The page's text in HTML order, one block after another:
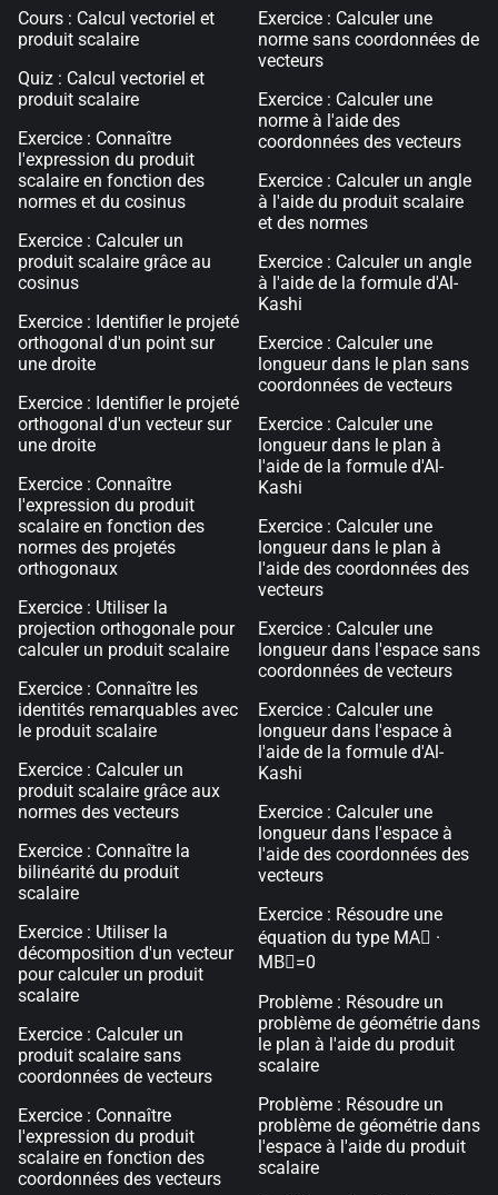
Cours : Calcul vectoriel et
produit scalaire
Quiz : Calcul vectoriel et
produit scalaire
Exercice : Connaître
l'expression du produit
scalaire en fonction des
normes et du cosinus
Exercice : Calculer un
produit scalaire grâce au
cosinus
Exercice : Identifier le projeté
orthogonal d'un point sur
une droite
Exercice : Identifier le projeté
orthogonal d'un vecteur sur
une droite
Exercice : Connaître
l'expression du produit
scalaire en fonction des
normes des projetés
orthogonaux
Exercice : Utiliser la
projection orthogonale pour
calculer un produit scalaire
Exercice : Connaître les
identités remarquables avec
le produit scalaire
Exercice : Calculer un
produit scalaire grâce aux
normes des vecteurs
Exercice : Connaître la
bilinéarité du produit
scalaire
Exercice : Utiliser la
décomposition d'un vecteur
pour calculer un produit
scalaire
Exercice : Calculer un
produit scalaire sans
coordonnées de vecteurs
Exercice : Connaître
l'expression du produit
scalaire en fonction des
coordonnées des vecteurs
Exercice : Calculer une
norme sans coordonnées de
vecteurs
Exercice : Calculer une
norme à l'aide des
coordonnées des vecteurs
Exercice : Calculer un angle
à l'aide du produit scalaire
et des normes
Exercice : Calculer un angle
à l'aide de la formule d'Al-
Kashi
Exercice : Calculer une
longueur dans le plan sans
coordonnées de vecteurs
Exercice : Calculer une
longueur dans le plan à
l'aide de la formule d'Al-
Kashi
Exercice : Calculer une
longueur dans le plan à
l'aide des coordonnées des
vecteurs
Exercice : Calculer une
longueur dans l'espace sans
coordonnées de vecteurs
Exercice : Calculer une
longueur dans l'espace à
l'aide de la formule d'Al-
Kashi
Exercice : Calculer une
longueur dans l'espace à
l'aide des coordonnées des
vecteurs
Exercice : Résoudre une
équation du type MA⃗ ·
MB⃗=0
Problème : Résoudre un
problème de géométrie dans
le plan à l'aide du produit
scalaire
Problème : Résoudre un
problème de géométrie dans
l'espace à l'aide du produit
scalaire